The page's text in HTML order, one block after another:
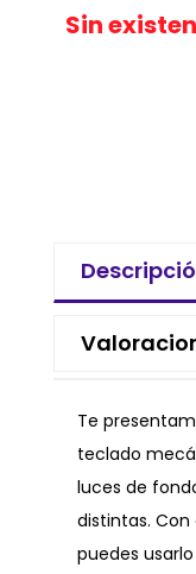
Sin
Te
teclado
luces de
distintas.
puedes